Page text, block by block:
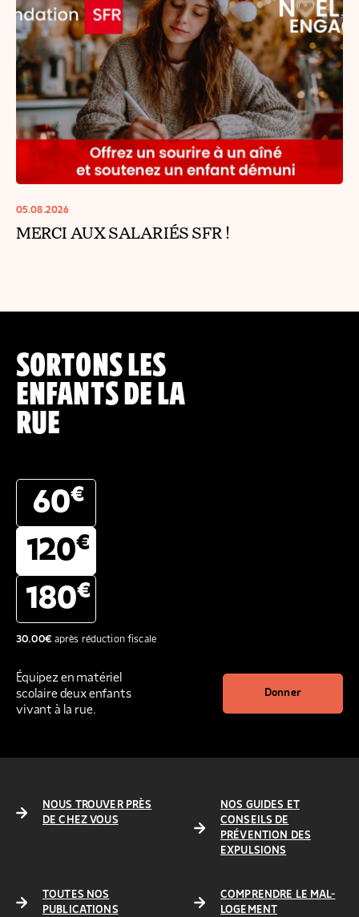
05.08.2026
MERCI AUX SALARIÉS SFR !
SORTONS LES
ENFANTS DE LA
RUE
60€
120€
180€
30.00€après réduction fiscale
Équipez en matériel
scolaire deux enfants
vivant à la rue.
Donner
NOUS TROUVER PRÈS
DE CHEZ VOUS
NOS GUIDES ET
CONSEILS DE
PRÉVENTION DES
EXPULSIONS
TOUTES NOS
PUBLICATIONS
COMPRENDRE LE MAL-
LOGEMENT